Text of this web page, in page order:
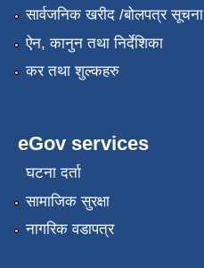
सार्वजनिक खरीद /बोलपत्र सूचना
ऐन, कानुन तथा निर्देशिका
कर तथा शुल्कहरु
eGov services
घटना दर्ता
सामाजिक सुरक्षा
नागरिक वडापत्र